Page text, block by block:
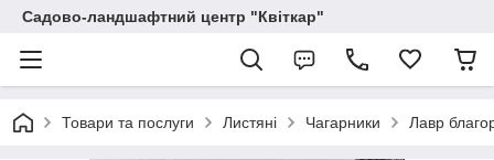
Садово-ландшафтний центр "Квіткар"
Товари та послуги Листяні Чагарники Лавр